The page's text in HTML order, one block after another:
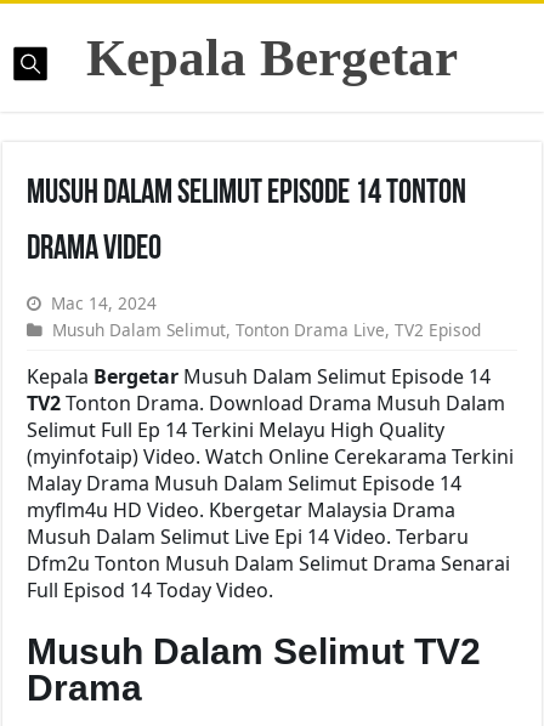
Kepala Bergetar
Musuh Dalam Selimut Episode 14 Tonton
Drama Video
Mac 14, 2024
Musuh Dalam Selimut,Tonton Drama Live,TV2 Episod
Kepala Bergetar Musuh Dalam Selimut Episode 14
TV2Tonton Drama. Download Drama Musuh Dalam
Selimut Full Ep 14 Terkini Melayu High Quality
(myinfotaip) Video. Watch Online Cerekarama Terkini
Malay Drama Musuh Dalam Selimut Episode 14
myflm4u HD Video. Kbergetar Malaysia Drama
Musuh Dalam Selimut Live Epi 14 Video. Terbaru
Dfm2u Tonton Musuh Dalam Selimut Drama Senarai
Full Episod 14 Today Video.
Musuh Dalam Selimut TV2
Drama